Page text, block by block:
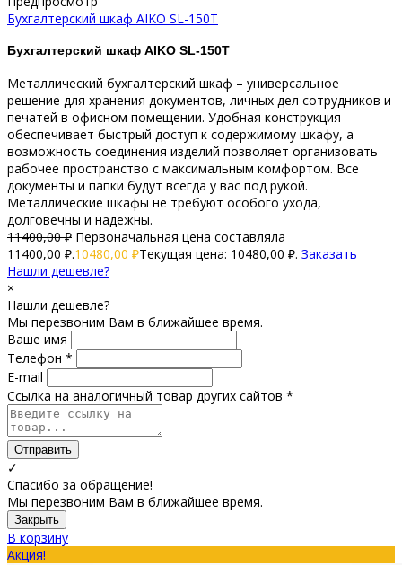
Бухгалтерский шкаф AIKO SL-150Т
Бухгалтерский шкаф AIKO SL-150Т
Металлический бухгалтерский шкаф – универсальное
решение для хранения документов, личных дел сотрудников и
печатей в офисном помещении. Удобная конструкция
обеспечивает быстрый доступ к содержимому шкафу, а
возможность соединения изделий позволяет организовать
рабочее пространство с максимальным комфортом. Все
документы и папки будут всегда у вас под рукой.
Металлические шкафы не требуют особого ухода,
долговечны и надёжны.
11400,00₽ Первоначальная цена составляла
11400,00 ₽.10480,00 ₽Текущая цена: 10480,00 ₽. Заказать
Нашли дешевле?
×
Нашли дешевле?
Мы перезвоним Вам в ближайшее время.
Ваше имя
Телефон *
E-mail
Ссылка на аналогичный товар других сайтов *
Отправить
✓
Спасибо за обращение!
Мы перезвоним Вам в ближайшее время.
Закрыть
В корзину
Акция!